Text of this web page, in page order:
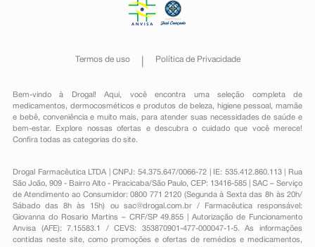
Termos de uso Política de Privacidade
Bem-vindo à Drogal! Aqui, você encontra uma seleção completa de
medicamentos , dermocosméticos e produtos de beleza, higiene pessoal ,mamãe
e bebê, conveniênciae muito mais, para atender suas necessidades de saúde e
bem-estar. Explore nossas ofertas e descubra o cuidado que você merece!
Confira todas as categorias do site.
Drogal Farmacêutica LTDA | CNPJ: 54.375.647/0066-72 | IE: 535.412.860.113 | Rua
São João, 909 - Bairro Alto - Piracicaba/São Paulo, CEP: 13416-585 | SAC – Serviço
de Atendimento ao Consumidor: 0800 771 2120 (Segunda à Sexta das 8h às 20h/
Sábado das 8h às 15h) ou sac@drogal.com.br/ Farmacêutica responsável:
Giovanna do Rosario Martins – CRF/SP 49.855 | Autorização de Funcionamento
Anvisa (AFE): 7.15583.1 / CEVS: 353870901-477-000047-1-5. As informações
contidas neste site, como promoções e ofertas de remédios e medicamentos,